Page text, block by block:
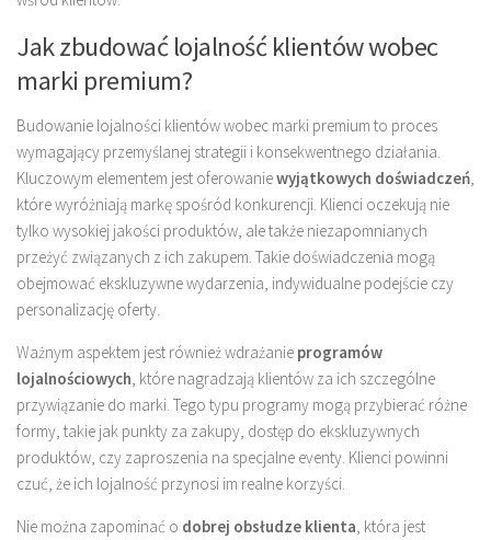
Jak zbudować lojalność klientów wobec
marki premium?
Budowanie lojalności klientów wobec marki premium to proces
wymagający przemyślanej strategii i konsekwentnego działania.
Kluczowym elementem jest oferowaniewyjątkowych doświadczeń
które wyróżniają markę spośród konkurencji. Klienci oczekują nie
tylko wysokiej jakości produktów, ale także niezapomnianych
przeżyć związanych z ich zakupem. Takie doświadczenia mogą
obejmować ekskluzywne wydarzenia, indywidualne podejście czy
personalizację oferty.
Ważnym aspektem jest również wdrażanie programów
lojalnościowych , które nagradzają klientów za ich szczególne
przywiązanie do marki. Tego typu programy mogą przybierać różne
formy, takie jak punkty za zakupy, dostęp do ekskluzywnych
produktów, czy zaproszenia na specjalne eventy. Klienci powinni
czuć, że ich lojalność przynosi im realne korzyści.
Nie można zapominać o dobrej obsłudze klienta , która jest